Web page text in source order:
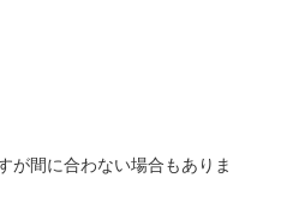
間に合わない場合もありま